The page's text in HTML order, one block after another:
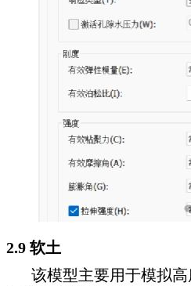
2.9 软土
该模型主要用于模拟